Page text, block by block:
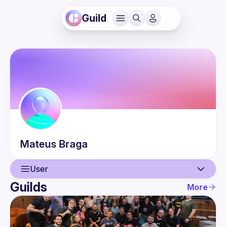
Guild
Mateus Braga
User
User
Events
Guilds More